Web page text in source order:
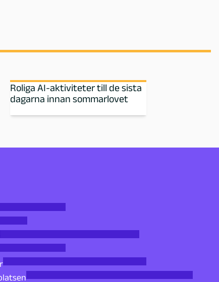
Roliga AI-aktiviteter till de sista
dagarna innan sommarlovet